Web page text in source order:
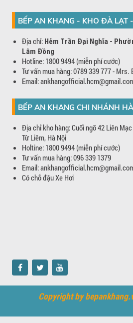
BẾP AN KHANG - KHO ĐÀ LẠT
Địa chỉ: Hẻm Trần Đại Nghĩa -
Lâm Đồng
Hotline: 1800 9494 (miễn phí cước)
Tư vấn mua hàng: 0789 339 777 - Mrs.
Email:
BẾP AN KHANG CHI NHÁNH
Địa chỉ kho hàng: Cuối ngõ 42 Liên
Từ Liêm, Hà Nội
Holtine: 1800 9494 (miễn phí cước)
Tư vấn mua hàng: 096 339 1379
Email:
Có chỗ đậu Xe Hơi
Copyright by